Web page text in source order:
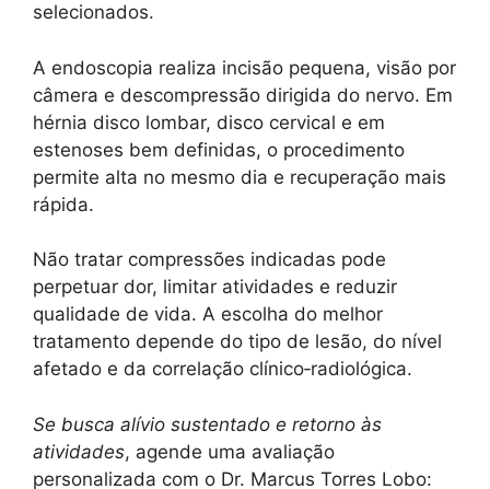
selecionados.
A endoscopia realiza incisão pequena, visão por
câmera e descompressão dirigida do nervo. Em
hérnia disco lombar, disco cervical e em
estenoses bem definidas, o procedimento
permite alta no mesmo dia e recuperação mais
rápida.
Não tratar compressões indicadas pode
perpetuar dor, limitar atividades e reduzir
qualidade de vida. A escolha do melhor
tratamento depende do tipo de lesão, do nível
afetado e da correlação clínico‑radiológica.
Se busca alívio sustentado e retorno às
atividades, agende uma avaliação
personalizada com o Dr. Marcus Torres Lobo: